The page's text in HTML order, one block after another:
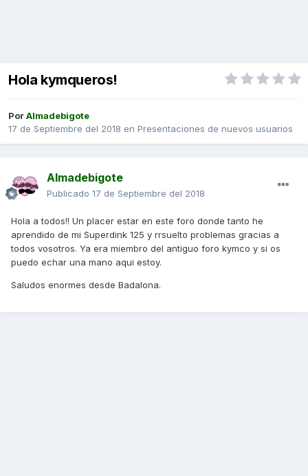
Hola kymqueros!
PorAlmadebigote
17 de Septiembre del 2018 en Presentaciones de nuevos usuarios
Almadebigote
Publicado 17 de Septiembre del 2018
Hola a todos!! Un placer estar en este foro donde tanto he
aprendido de mi Superdink 125 y rrsuelto problemas gracias a
todos vosotros. Ya era miembro del antiguo foro kymco y si os
puedo echar una mano aqui estoy.
Saludos enormes desde Badalona.